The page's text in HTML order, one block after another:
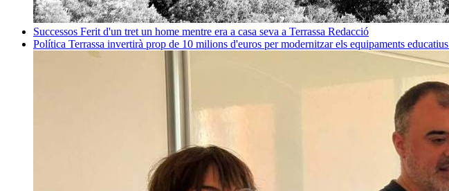
Successos Ferit d'un tret un home mentre era a casa seva a Terrassa Redacció
Política Terrassa invertirà prop de 10 milions d'euros per modernitzar els equipaments educatius